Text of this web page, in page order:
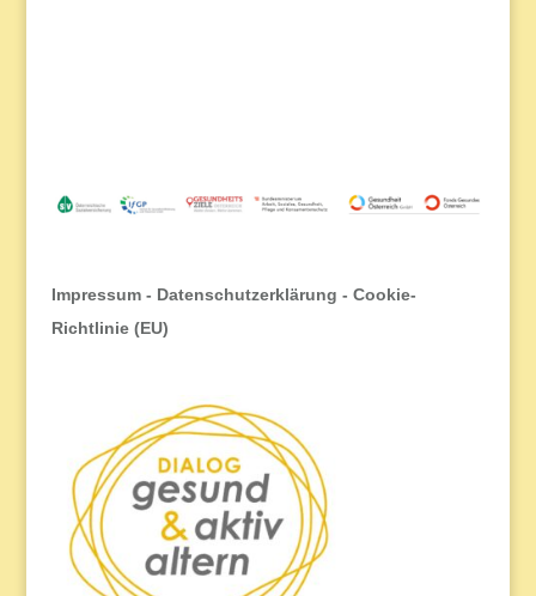
Impressum- Datenschutzerklärung - Cookie-
Richtlinie (EU)